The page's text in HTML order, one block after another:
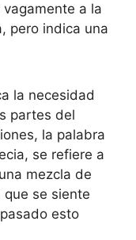
a la
pero indica una
la necesidad
partes del
la palabra
se refiere a
mezcla de
se siente
esto